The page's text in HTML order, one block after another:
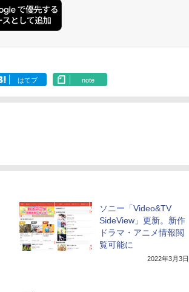
はてブ note
ソニー「Video&TV
SideView」更新。新作
ドラマ・アニメ情報閲
覧可能に
2022年3月3日